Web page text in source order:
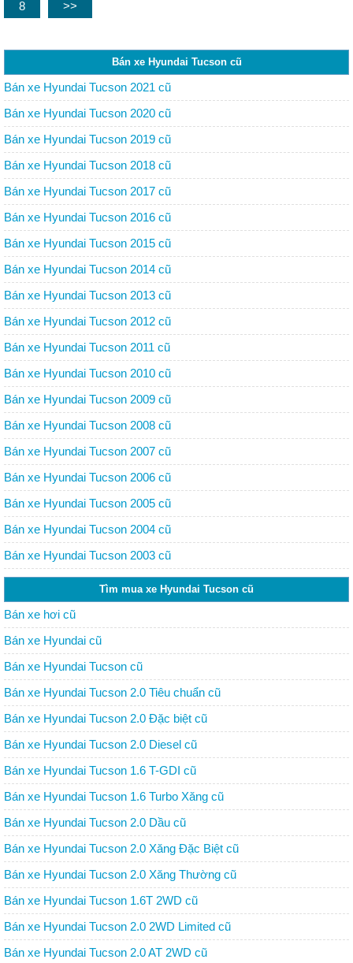
8 >>
Bán xe Hyundai Tucson cũ
Bán xe Hyundai Tucson 2021 cũ
Bán xe Hyundai Tucson 2020 cũ
Bán xe Hyundai Tucson 2019 cũ
Bán xe Hyundai Tucson 2018 cũ
Bán xe Hyundai Tucson 2017 cũ
Bán xe Hyundai Tucson 2016 cũ
Bán xe Hyundai Tucson 2015 cũ
Bán xe Hyundai Tucson 2014 cũ
Bán xe Hyundai Tucson 2013 cũ
Bán xe Hyundai Tucson 2012 cũ
Bán xe Hyundai Tucson 2011 cũ
Bán xe Hyundai Tucson 2010 cũ
Bán xe Hyundai Tucson 2009 cũ
Bán xe Hyundai Tucson 2008 cũ
Bán xe Hyundai Tucson 2007 cũ
Bán xe Hyundai Tucson 2006 cũ
Bán xe Hyundai Tucson 2005 cũ
Bán xe Hyundai Tucson 2004 cũ
Bán xe Hyundai Tucson 2003 cũ
Tìm mua xe Hyundai Tucson cũ
Bán xe hơi cũ
Bán xe Hyundai cũ
Bán xe Hyundai Tucson cũ
Bán xe Hyundai Tucson 2.0 Tiêu chuẩn cũ
Bán xe Hyundai Tucson 2.0 Đặc biệt cũ
Bán xe Hyundai Tucson 2.0 Diesel cũ
Bán xe Hyundai Tucson 1.6 T-GDI cũ
Bán xe Hyundai Tucson 1.6 Turbo Xăng cũ
Bán xe Hyundai Tucson 2.0 Dầu cũ
Bán xe Hyundai Tucson 2.0 Xăng Đặc Biệt cũ
Bán xe Hyundai Tucson 2.0 Xăng Thường cũ
Bán xe Hyundai Tucson 1.6T 2WD cũ
Bán xe Hyundai Tucson 2.0 2WD Limited cũ
Bán xe Hyundai Tucson 2.0 AT 2WD cũ